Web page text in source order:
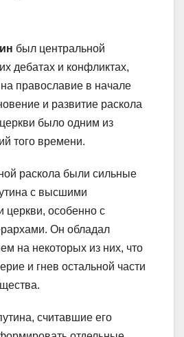
был центральной
дебатах и конфликтах,
православие в начале
и развитие раскола
было одним из
того времени.
раскола были сильные
с высшими
церкви, особенно с
Он обладал
на некоторых из них, что
и гнев остальной части
считавшие его